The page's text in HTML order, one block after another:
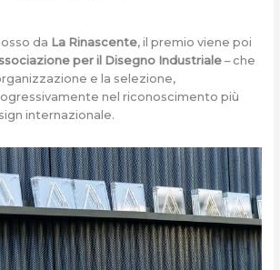
da La Rinascente, il premio viene poi
per il Disegno Industriale– che
e la selezione,
nel riconoscimento più
internazionale.